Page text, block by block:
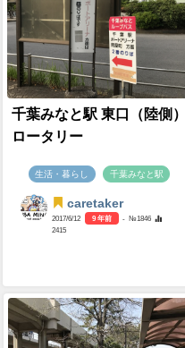
caretaker
2020/9/1 5 年前 - №7895 5480
も
同じカテゴリーの
千葉みなと駅 東口（陸側